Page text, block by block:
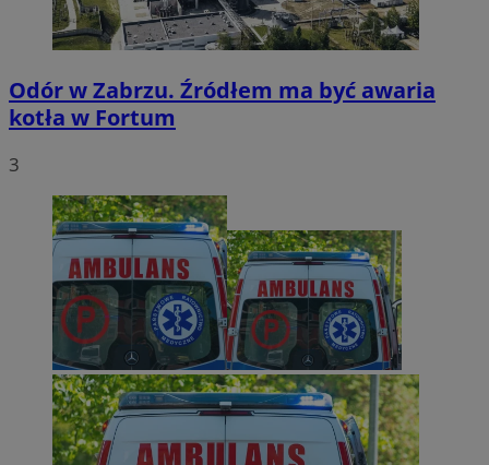
Odór w Zabrzu. Źródłem ma być awaria
kotła w Fortum
3